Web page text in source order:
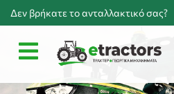
Δεν βρήκατε το ανταλλακτικό σας?